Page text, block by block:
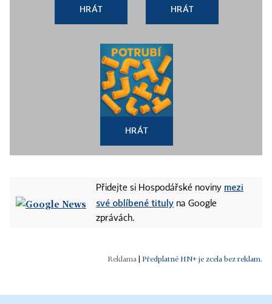
HRÁT HRÁT
HRÁT
Přidejte si Hospodářské noviny mezi
své oblíbené tituly na Google
zprávách.
Předplatné HN+ je zcela bez reklam.